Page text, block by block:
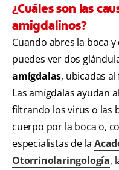
¿Cuáles son las
amigdalinos?
Cuando abres la boca
puedes ver dos
amígdalas, ubicadas
Las amígdalas ayudan
filtrando los virus o las
cuerpo por la boca o,
especialistas de la
Otorrinolaringología,